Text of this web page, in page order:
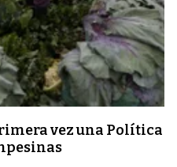
vez una Política